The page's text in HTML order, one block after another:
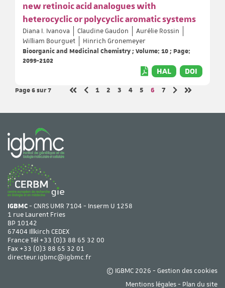
new retinoic acid analogues with
heterocyclic or polycyclic aromatic systems
Diana I. Ivanova Claudine Gaudon
Aurélie Rossin
William Bourguet
Hinrich Gronemeyer
Bioorganic and Medicinal Chemistry ; Volume: 10 ; Page:
2099-2102
HAL DOI
Page 6sur 7
Page
1 Page
2 Page
3 Page
4 Page
5 Page
6 Page
7
IGBMC- CNRS UMR 7104 - Inserm U 1258
1 rue Laurent Fries
BP 10142
67404 Illkirch CEDEX
France Tél +33 (0)3 88 65 32 00
Fax +33 (0)3 88 65 32 01
directeur.igbmc@igbmc.fr
© IGBMC 2026 - Gestion des cookies
Mentions légales- Plan du site